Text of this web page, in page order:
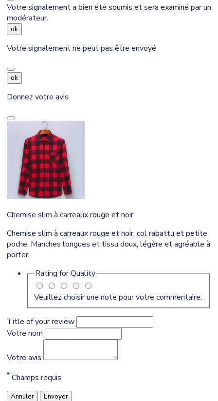
Votre signalement a bien été soumis et sera examiné par un
modérateur.
ok
Votre signalement ne peut pas être envoyé
ok
Donnez votre avis
Chemise slim à carreaux rouge et noir
Chemise slim à carreaux rouge et noir, col rabattu et petite
poche. Manches longues et tissu doux, légère et agréable à
porter.
Rating forQuality
Veuillez choisir une note pour votre commentaire.
Title of your review
Votre nom
Votre avis
* Champs requis
Annuler Envoyer